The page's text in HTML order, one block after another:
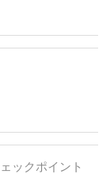
ックポイント